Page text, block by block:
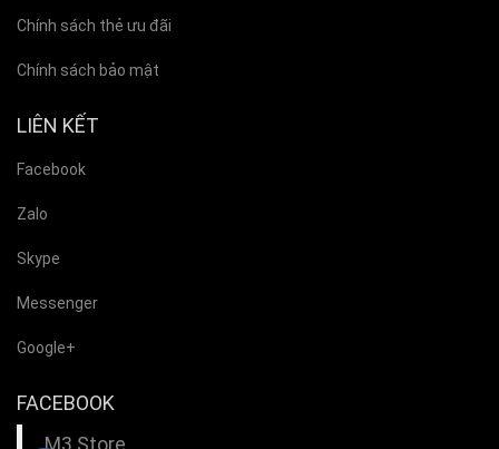
Chính sách thẻ ưu đãi
Chính sách bảo mật
LIÊN KẾT
Facebook
Zalo
Skype
Messenger
Google+
FACEBOOK
M3 Store